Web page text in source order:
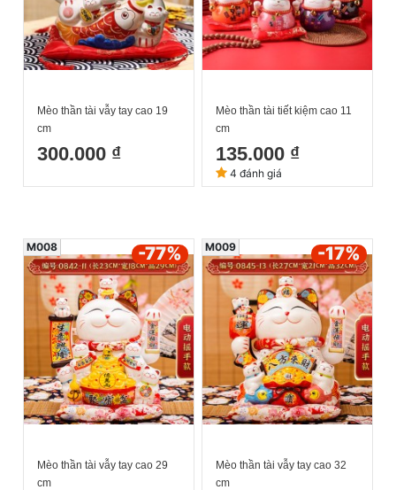
Mèo thần tài vẫy tay cao 19
cm
300.000 ₫
Mèo thần tài tiết kiệm cao 11
cm
135.000 ₫
4 đánh giá
Mèo thần tài vẫy tay cao 29
cm
M008 -77%
Mèo thần tài vẫy tay cao 32
cm
M009 -17%